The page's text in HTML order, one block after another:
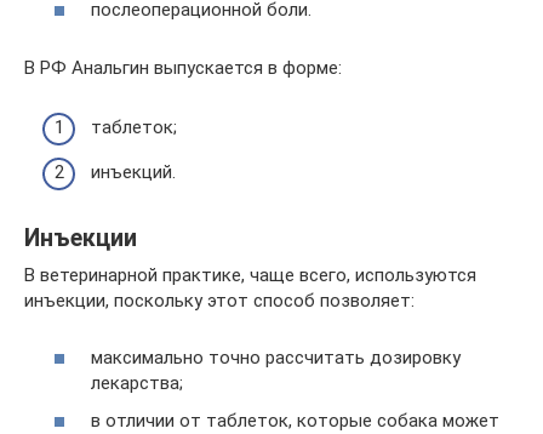
послеоперационной боли.
В РФ Анальгин выпускается в форме:
таблеток;
инъекций.
Инъекции
В ветеринарной практике, чаще всего, используются
инъекции, поскольку этот способ позволяет:
максимально точно рассчитать дозировку
лекарства;
в отличии от таблеток, которые собака может